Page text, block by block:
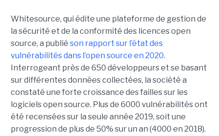
Whitesource, qui édite une plateforme de gestion de
la sécurité et de la conformité des licences open
source, a publié son rapport sur l’état des
vulnérabilités dans l’open source en 2020.
Interrogeant près de 650 développeurs et se basant
sur différentes données collectées, la société a
constaté une forte croissance des failles sur les
logiciels open source. Plus de 6000 vulnérabilités ont
été recensées sur la seule année 2019, soit une
progression de plus de 50% sur un an (4000 en 2018).